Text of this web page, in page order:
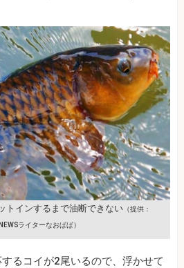
トインするまで油断できない （提供：
ライターなおぱぱ）
るコイが2尾いるので、浮かせて